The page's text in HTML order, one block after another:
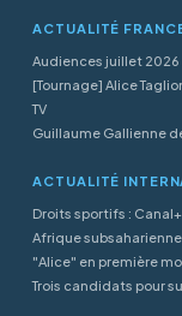
ACTUALITÉ
Audiences juillet 2026
[Tournage] Alice
TV
Guillaume Gallienne
ACTUALITÉ
Droits sportifs :
Afrique subsaharienne
"Alice" en première
Trois candidats pour